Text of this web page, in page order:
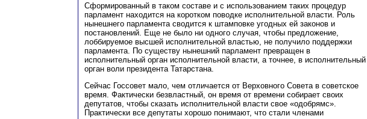
Сформированный в таком составе и с использованием таких процедур
парламент находится на коротком поводке исполнительной власти. Роль
нынешнего парламента сводится к штамповке угодных ей законов и
постановлений. Еще не было ни одного случая, чтобы предложение,
лоббируемое высшей исполнительной властью, не получило поддержки
парламента. По существу нынешний парламент превращен в
исполнительный орган исполнительной власти, а точнее, в исполнительный
орган воли президента Татарстана.
Сейчас Госсовет мало, чем отличается от Верховного Совета в советское
время. Фактически безвластный, он время от времени собирает своих
депутатов, чтобы сказать исполнительной власти свое «одобрямс».
Практически все депутаты хорошо понимают, что стали членами